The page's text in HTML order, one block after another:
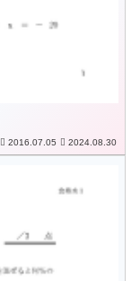
2016.07.05 2024.08.30